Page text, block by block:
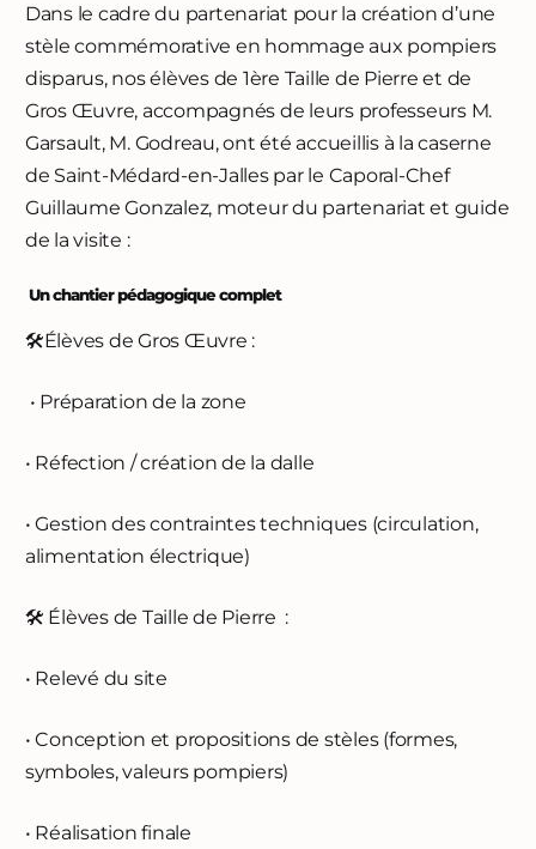
Dans le cadre du partenariat pour la création d’une
stèle commémorative en hommage aux pompiers
disparus, nos élèves de 1ère Taille de Pierre et de
Gros Œuvre, accompagnés de leurs professeurs M.
Garsault, M. Godreau, ont été accueillis à la caserne
de Saint-Médard-en-Jalles par le Caporal-Chef
Guillaume Gonzalez, moteur du partenariat et guide
de la visite :
Un chantier pédagogique complet
🛠️Élèves de Gros Œuvre :
• Préparation de la zone
• Réfection / création de la dalle
• Gestion des contraintes techniques (circulation,
alimentation électrique)
🛠️ Élèves de Taille de Pierre :
• Relevé du site
• Conception et propositions de stèles (formes,
symboles, valeurs pompiers)
• Réalisation finale